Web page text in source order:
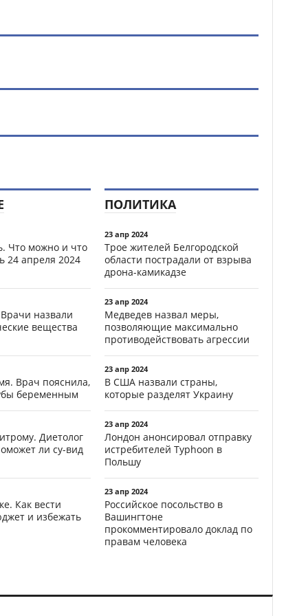
Что можно и что
24 апреля 2024
назвали
вещества
Врач пояснила,
беременным
Диетолог
ли су-вид
Как вести
и избежать
ПОЛИТИКА
23 апр 2024
Трое жителей Белгородской
области пострадали от взрыва
дрона-камикадзе
23 апр 2024
Медведев назвал меры,
позволяющие максимально
противодействовать агрессии
23 апр 2024
В США назвали страны,
которые разделят Украину
23 апр 2024
Лондон анонсировал отправку
истребителей Typhoon в
Польшу
23 апр 2024
Российское посольство в
Вашингтоне
прокомментировало доклад по
правам человека